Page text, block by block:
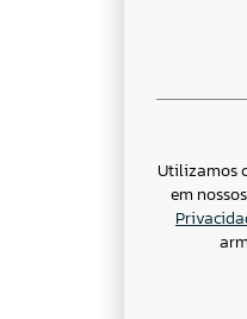
Utilizamos
em